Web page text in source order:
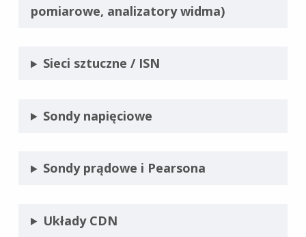
pomiarowe, analizatory widma)
Sieci sztuczne / ISN
Sondy napięciowe
Sondy prądowe i Pearsona
Układy CDN